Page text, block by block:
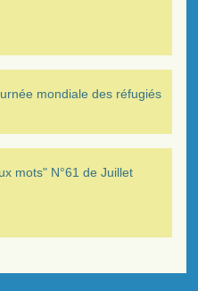
mondiale des réfugiés
mots" N°61 de Juillet